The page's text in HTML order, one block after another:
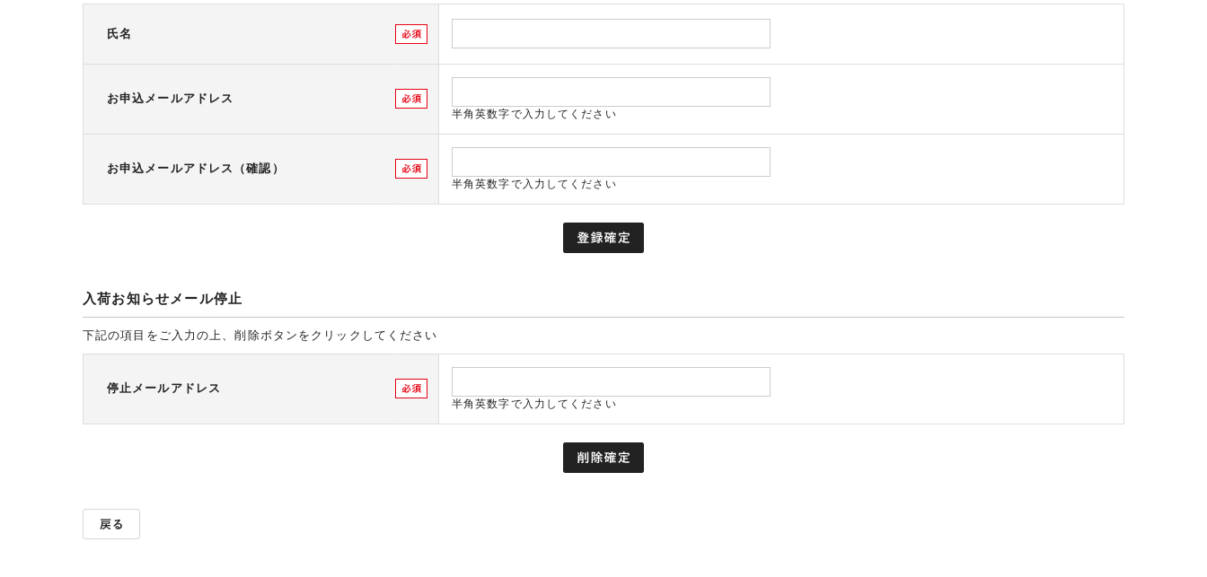
氏名
お申込メールアドレス
半角英数字で入力してください
お申込メールアドレス（確認）
半角英数字で入力してください
入荷お知らせメール停止
下記の項目をご入力の上、削除ボタンをクリックしてください
停止メールアドレス
半角英数字で入力してください